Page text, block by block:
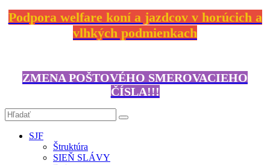
Podpora welfare koní a jazdcov v horúcich a
vlhkých podmienkach
ZMENA POŠTOVÉHO SMEROVACIEHO
ČÍSLA!!!
SJF
Štruktúra
SIEŇ SLÁVY